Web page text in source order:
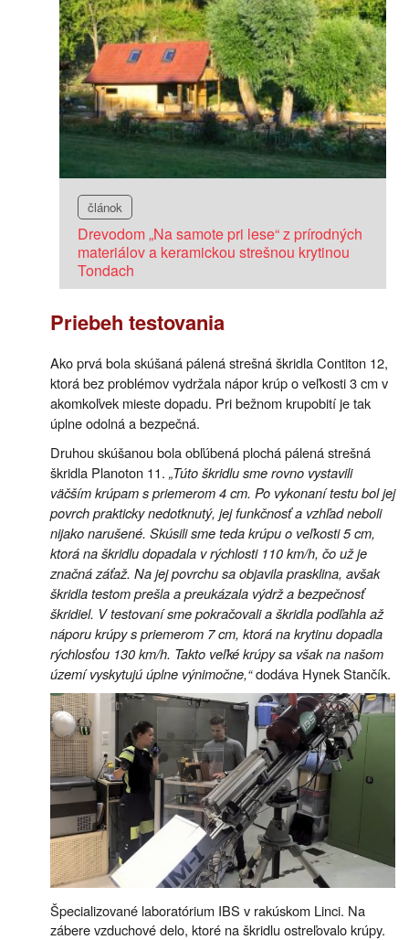
článok
Drevodom „Na samote pri lese“ z prírodných
materiálov a keramickou strešnou krytinou
Tondach
Priebeh testovania
Ako prvá bola skúšaná pálená strešná škridla Contiton 12,
ktorá bez problémov vydržala nápor krúp o veľkosti 3 cm v
akomkoľvek mieste dopadu. Pri bežnom krupobití je tak
úplne odolná a bezpečná.
Druhou skúšanou bola obľúbená plochá pálená strešná
škridla Planoton 11. „Túto škridlu sme rovno vystavili
väčším krúpam s priemerom 4 cm. Po vykonaní testu bol jej
povrch prakticky nedotknutý, jej funkčnosť a vzhľad neboli
nijako narušené. Skúsili sme teda krúpu o veľkosti 5 cm,
ktorá na škridlu dopadala v rýchlosti 110 km/h, čo už je
značná záťaž. Na jej povrchu sa objavila prasklina, avšak
škridla testom prešla a preukázala výdrž a bezpečnosť
škridiel. V testovaní sme pokračovali a škridla podľahla až
náporu krúpy s priemerom 7 cm, ktorá na krytinu dopadla
rýchlosťou 130 km/h. Takto veľké krúpy sa však na našom
území vyskytujú úplne výnimočne,“dodáva Hynek Stančík.
Špecializované laboratórium IBS v rakúskom Linci. Na
zábere vzduchové delo, ktoré na škridlu ostreľovalo krúpy.